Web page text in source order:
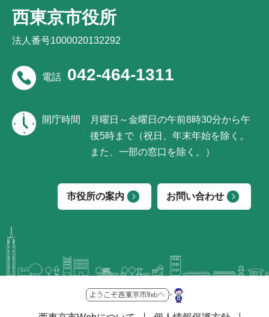
西東京市役所
法人番号1000020132292
電話 042-464-1311
開庁時間
月曜日～金曜日の午前8時30分から午
後5時まで（祝日、年末年始を除く。
また、一部の窓口を除く。）
市役所の案内 お問い合わせ